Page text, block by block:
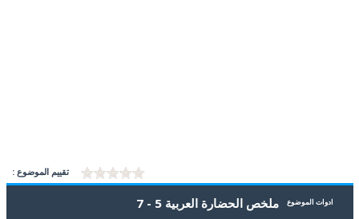
تقييم الموضوع :
ادوات الموضوع ملخص الحضارة العربية 5 - 7